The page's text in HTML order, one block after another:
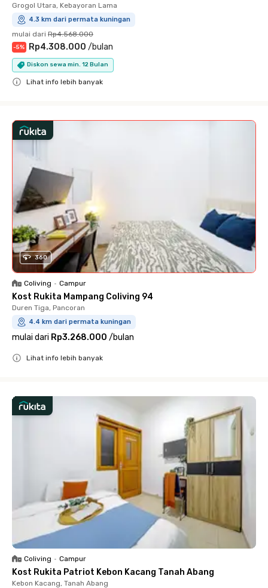
Grogol Utara, Kebayoran Lama
4.3 km dari permata kuningan
mulai dari Rp4.568.000
-5% Rp4.308.000 /bulan
Diskon sewa min. 12 Bulan
Lihat info lebih banyak
360
Coliving • Campur
Kost Rukita Mampang Coliving 94
Duren Tiga, Pancoran
4.4 km dari permata kuningan
mulai dari Rp3.268.000 /bulan
Lihat info lebih banyak
Coliving • Campur
Kost Rukita Patriot Kebon Kacang Tanah Abang
Kebon Kacang, Tanah Abang